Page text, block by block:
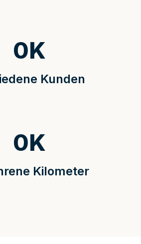
Kunden
0K
Kilometer
0K